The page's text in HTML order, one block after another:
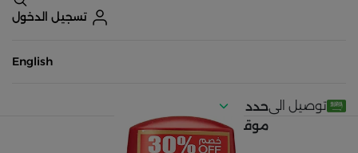
تسجيل الدخول
English
توصيل الىحدد
موقعك